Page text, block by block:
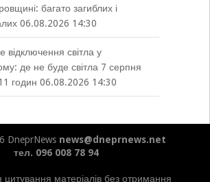
багато загиблих і
06.08.2026 14:30
відключення світла у
де не буде світла 7 серпня
годин 06.08.2026 14:30
DneprNews news@dneprnews.net
тел. 096 008 78 94
цитування матеріалів без отримання